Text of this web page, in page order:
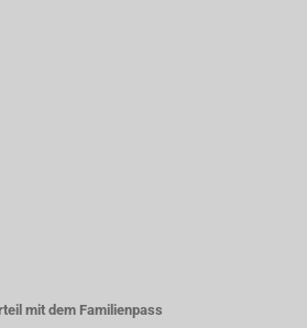
mit dem Familienpass